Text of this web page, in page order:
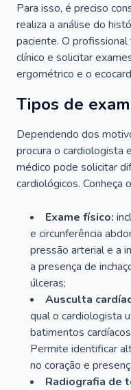
Para isso, é preciso
realiza a análise do
paciente. O
clínico e solicitar
ergométrico e o
Tipos de
Dependendo dos
procura o cardiologista
médico pode solicitar
cardiológicos. Conheça
Exame físico:
e circunferência
pressão arterial e a
a presença de
úlceras;
Ausculta
qual o cardiologista
batimentos
Permite identificar
no coração e
Radiografia de